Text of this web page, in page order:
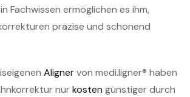
Fachwissen ermöglichen es ihm,
präzise und schonend
Alignervon medi.ligner® haben
nurkosten günstiger durch